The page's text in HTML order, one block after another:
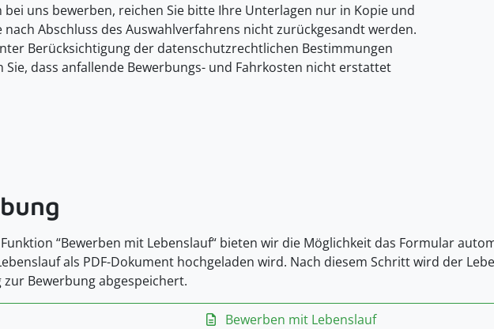
bei uns bewerben, reichen Sie bitte Ihre Unterlagen nur in Kopie und
nach Abschluss des Auswahlverfahrens nicht zurückgesandt werden.
Berücksichtigung der datenschutzrechtlichen Bestimmungen
dass anfallende Bewerbungs- und Fahrkosten nicht erstattet
“Bewerben mit Lebenslauf“ bieten wir die Möglichkeit das Formular
als PDF-Dokument hochgeladen wird. Nach diesem Schritt wird der
zur Bewerbung abgespeichert.
Bewerben mit Lebenslauf